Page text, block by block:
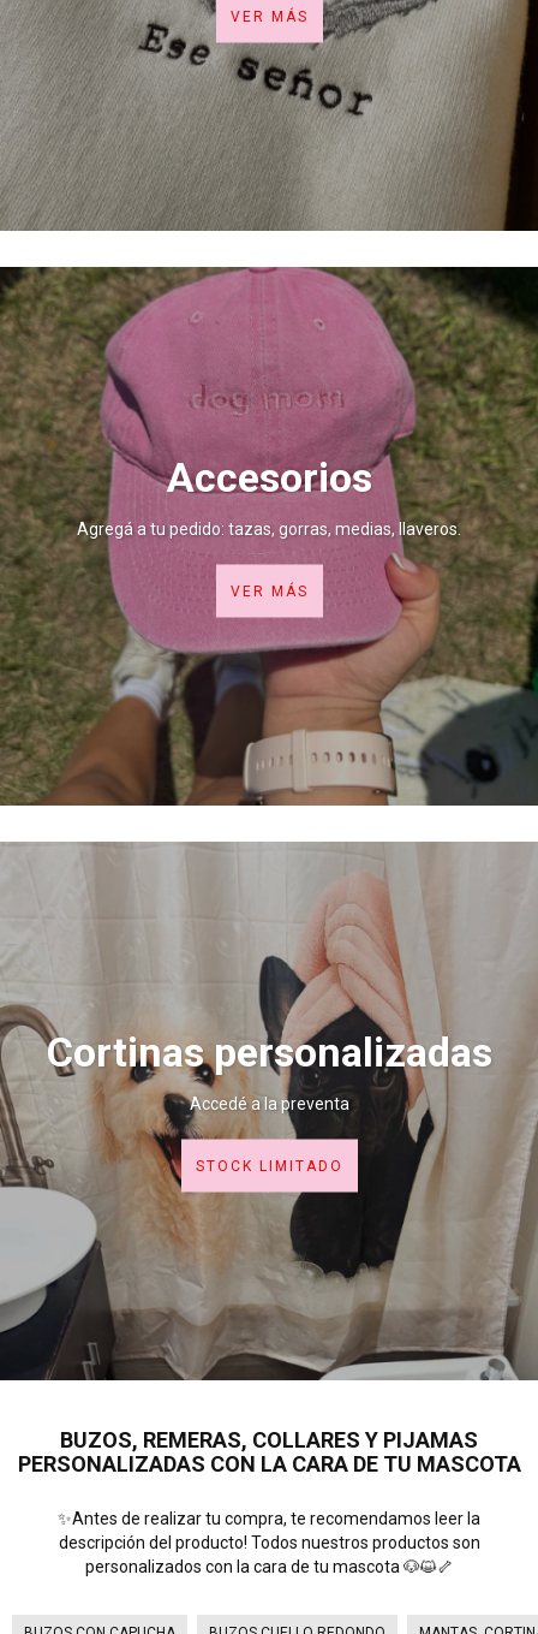
VER MÁS
Accesorios
Agregá a tu pedido: tazas, gorras, medias, llaveros.
VER MÁS
Cortinas personalizadas
Accedé a la preventa
STOCK LIMITADO
BUZOS, REMERAS, COLLARES Y PIJAMAS
PERSONALIZADAS CON LA CARA DE TU MASCOTA
✨Antes de realizar tu compra, te recomendamos leer la
descripción del producto! Todos nuestros productos son
personalizados con la cara de tu mascota 🐶😺🦴